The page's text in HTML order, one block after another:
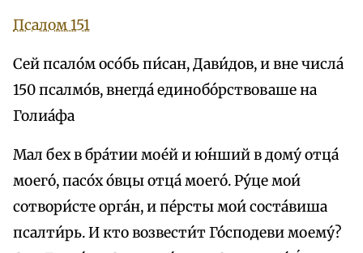
Псалом 151
Сей псало́м осо́бь пи́сан, Дави́дов, и вне числа́
150 псалмо́в, внегда́ единобо́рствоваше на
Голиа́фа
Мал бех в бра́тии мое́й и ю́нший в дому́ отца́
моего́, пасо́х о́вцы отца́ моего́. Ру́це мои́
сотвори́сте орга́н, и пе́рсты мои́ соста́виша
псалти́рь. И кто возвести́т Го́сподеви моему́?